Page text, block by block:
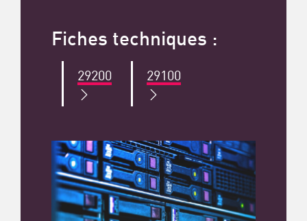
Fiches techniques :
29200 29100